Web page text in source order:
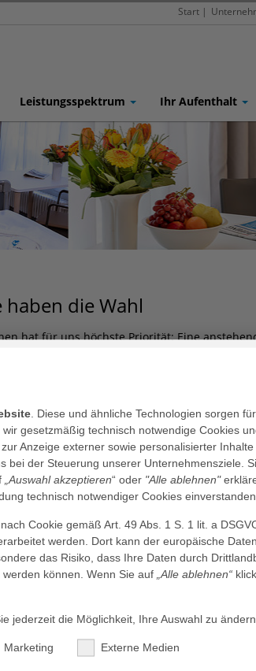
Start |
Leistungsspektrum Ihr Aufenthalt
haben die Wahl
hat für uns höchste Priorität: Eine
möchten wir Ihnen Ihren Aufenthalt bei
für ein wohnliches Ambiente.
Für Ablenkung sorgt ein umfangreiches
zur Verfügung. Unser Serviceteam
beraten, welches das
betragen pro Nacht 161,-€.
betragen pro Nacht 79,-€.
bezüglich der Wahlleistung eines Ein-
übernommen. Sie können diese Leistung
. Diese und ähnliche Technologien sorgen
gesetzmäßig technisch notwendige Cookies
Anzeige externer sowie personalisierter
bei der Steuerung unserer Unternehmensziele.
„Auswahl akzeptieren“ oder "Alle ablehnen"
technisch notwendiger Cookies einverstanden.
Cookie gemäß Art. 49 Abs. 1 S. 1 lit. a
werden. Dort kann der europäische
das Risiko, dass Ihre Daten durch
können. Wenn Sie auf „Alle ablehnen“
jederzeit die Möglichkeit, Ihre Auswahl zu
Marketing Externe Medien